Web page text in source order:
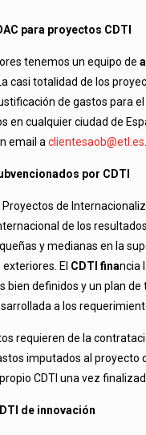
para proyectos CDTI
tenemos un equipo de
casi totalidad de los
de gastos para el
en cualquier ciudad de
email a clientesaob@etl.es
por CDTI
Proyectos de
de los
y medianas en la
El CDTI financia
bien definidos y un plan
a los
requieren de la
imputados al proyecto
CDTI una vez
de innovación